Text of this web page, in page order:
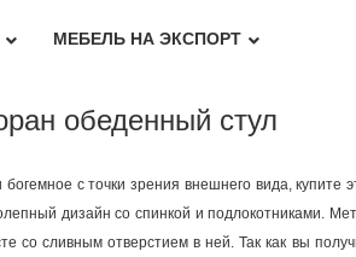
МЕБЕЛЬ НА ЭКСПОРТ
обеденный стул
с точки зрения внешнего вида, купите
дизайн со спинкой и подлокотниками.
со сливным отверстием в ней. Так как вы